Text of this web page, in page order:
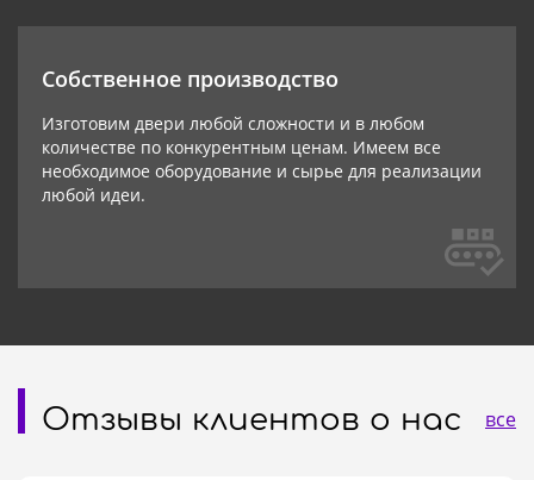
Собственное производство
Изготовим двери любой сложности и в любом
количестве по конкурентным ценам. Имеем все
необходимое оборудование и сырье для реализации
любой идеи.
Отзывы клиентов о нас все